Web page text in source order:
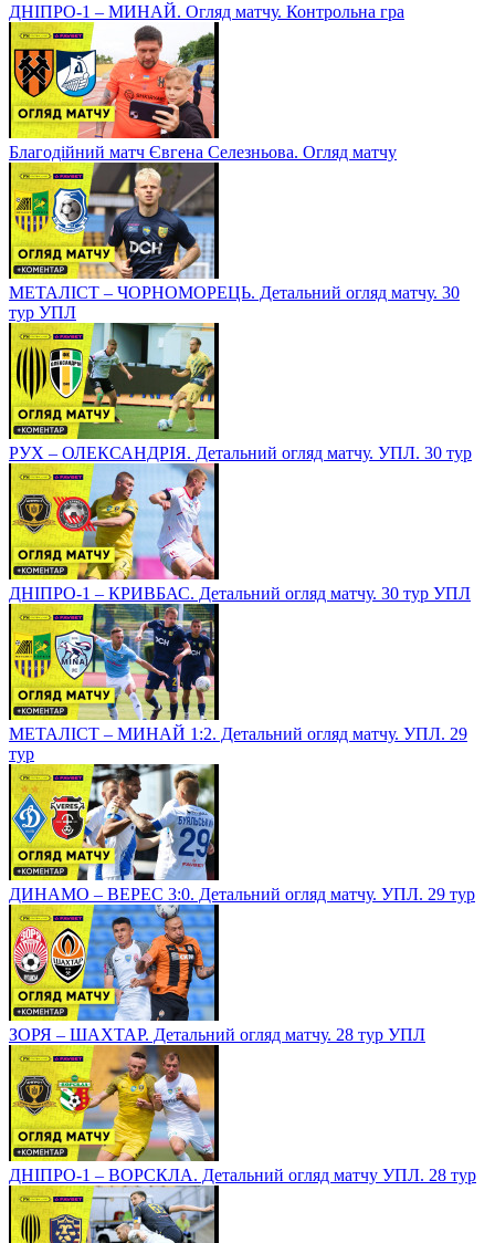
ДНІПРО-1 – МИНАЙ. Огляд матчу. Контрольна гра
Благодійний матч Євгена Селезньова. Огляд матчу
МЕТАЛІСТ – ЧОРНОМОРЕЦЬ. Детальний огляд матчу. 30
тур УПЛ
РУХ – ОЛЕКСАНДРІЯ. Детальний огляд матчу. УПЛ. 30 тур
ДНІПРО-1 – КРИВБАС. Детальний огляд матчу. 30 тур УПЛ
МЕТАЛІСТ – МИНАЙ 1:2. Детальний огляд матчу. УПЛ. 29
тур
ДИНАМО – ВЕРЕС 3:0. Детальний огляд матчу. УПЛ. 29 тур
ЗОРЯ – ШАХТАР. Детальний огляд матчу. 28 тур УПЛ
ДНІПРО-1 – ВОРСКЛА. Детальний огляд матчу УПЛ. 28 тур